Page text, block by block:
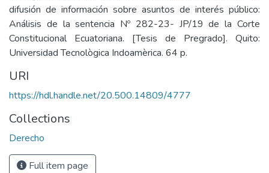
difusión de información sobre asuntos de interés público:
Análisis de la sentencia Nº 282-23- JP/19 de la Corte
Constitucional Ecuatoriana. [Tesis de Pregrado]. Quito:
Universidad Tecnològica Indoamèrica. 64 p.
URI
https://hdl.handle.net/20.500.14809/4777
Collections
Derecho
Full item page